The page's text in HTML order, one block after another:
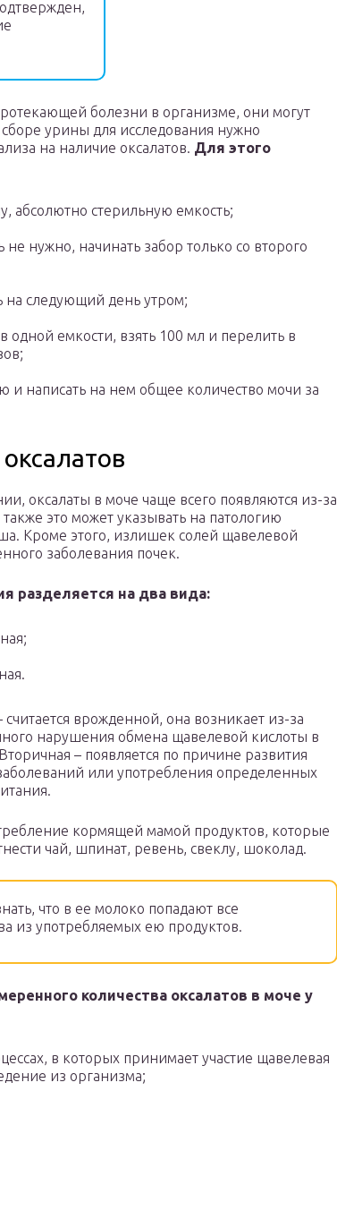
болезни в организме, они могут
урины для исследования нужно
на наличие оксалатов. Для этого
абсолютно стерильную емкость;
нужно, начинать забор только со второго
на следующий день утром;
емкости, взять 100 мл и перелить в
и написать на нем общее количество мочи за
оксалаты в моче чаще всего появляются из-за
это может указывать на патологию
Кроме этого, излишек солей щавелевой
заболевания почек.
разделяется на два вида:
считается врожденной, она возникает из-за
нарушения обмена щавелевой кислоты в
– появляется по причине развития
или употребления определенных
кормящей мамой продуктов, которые
чай, шпинат, ревень, свеклу, шоколад.
что в ее молоко попадают все
из употребляемых ею продуктов.
количества оксалатов в моче у
в которых принимает участие щавелевая
из организма;